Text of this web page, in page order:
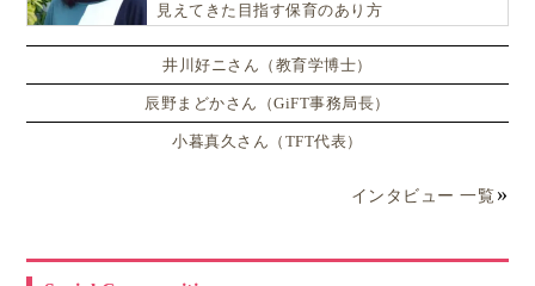
見えてきた目指す保育のあり方
井川好ニさん（教育学博士）
辰野まどかさん（GiFT事務局長）
小暮真久さん（TFT代表）
インタビュー 一覧